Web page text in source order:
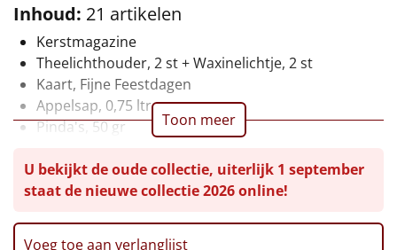
Vrouwen
Duurzaam
Leuke
Uniek
Alle thema's
Inhoud: 21 artikelen
Kerstmagazine
Theelichthouder, 2 st + Waxinelichtje, 2 st
Kaart, Fijne Feestdagen
Appelsap, 0,75 ltr
Pinda's, 50 gr
Sultana, 3-pack, 43 gr
Twix, 50 gr
Toon meer
U bekijkt de oude collectie, uiterlijk 1 september
staat de nieuwe collectie 2026 online!
Voeg toe aan verlanglijst